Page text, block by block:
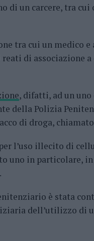
di un carcere, tra
tra cui un medico
di associazione
, difatti, ad un
della Polizia
di droga,
l’uso illecito di
uno in particolare,
è stata
dell’utilizzo di